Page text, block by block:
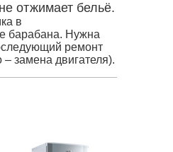
отжимает бельё.
в
барабана. Нужна
ремонт
– замена двигателя).